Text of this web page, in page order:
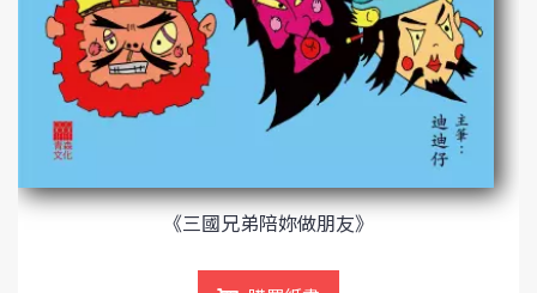
《三國兄弟陪妳做朋友》